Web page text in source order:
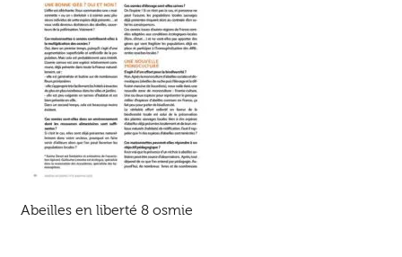
Abeilles en liberté 8 osmie